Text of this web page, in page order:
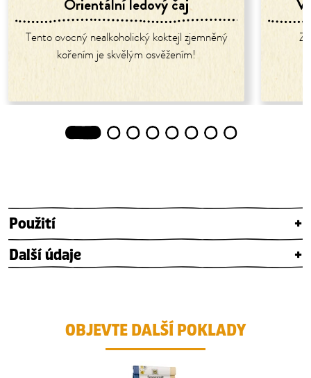
Tento ovocný nealkoholický koktejl zjemněný
kořením je skvělým osvěžením!
1 2 3 4 5 6 7 8
Použití
+
Další údaje
+
OBJEVTE DALŠÍ POKLADY